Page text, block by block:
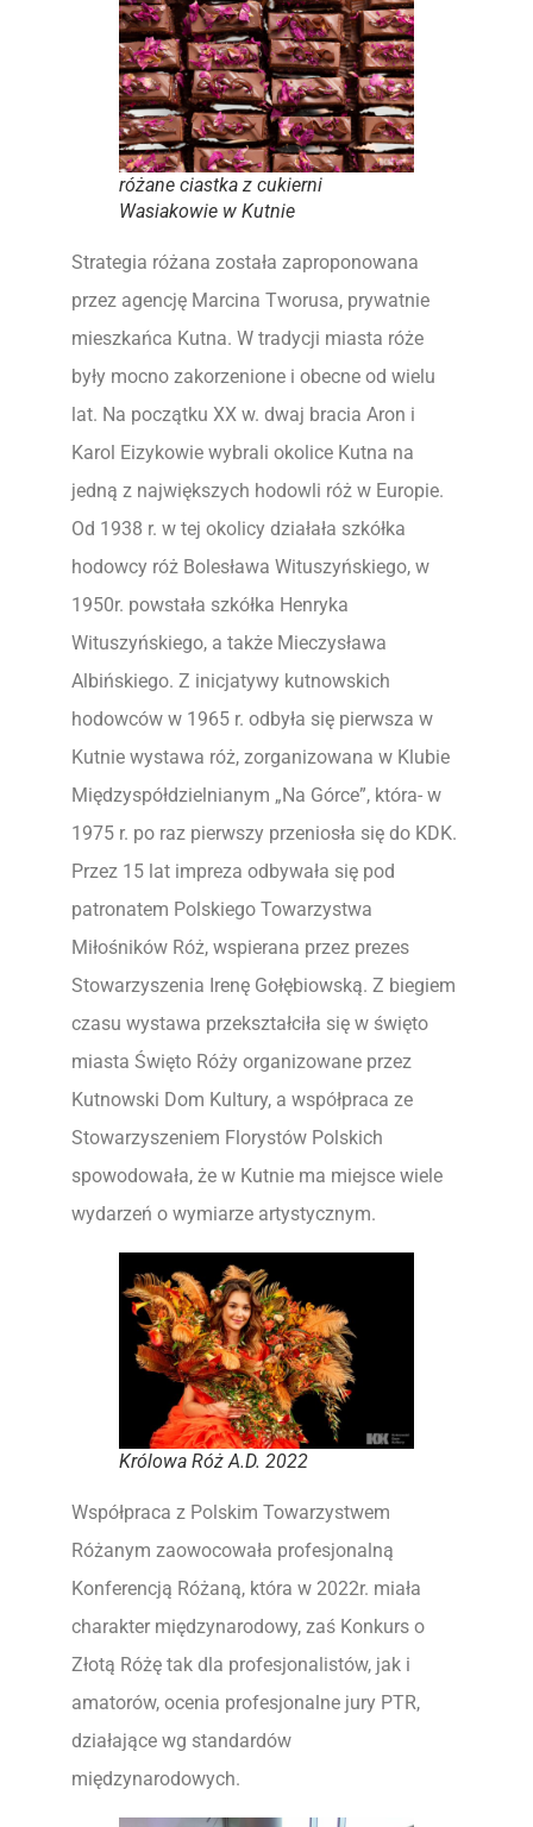
różane ciastka z cukierni
Wasiakowie w Kutnie
Strategia różana została zaproponowana
przez agencję Marcina Tworusa, prywatnie
mieszkańca Kutna. W tradycji miasta róże
były mocno zakorzenione i obecne od wielu
lat. Na początku XX w. dwaj bracia Aron i
Karol Eizykowie wybrali okolice Kutna na
jedną z największych hodowli róż w Europie.
Od 1938 r. w tej okolicy działała szkółka
hodowcy róż Bolesława Wituszyńskiego, w
1950r. powstała szkółka Henryka
Wituszyńskiego, a także Mieczysława
Albińskiego. Z inicjatywy kutnowskich
hodowców w 1965 r. odbyła się pierwsza w
Kutnie wystawa róż, zorganizowana w Klubie
Międzyspółdzielnianym „Na Górce”, która- w
1975 r. po raz pierwszy przeniosła się do KDK.
Przez 15 lat impreza odbywała się pod
patronatem Polskiego Towarzystwa
Miłośników Róż, wspierana przez prezes
Stowarzyszenia Irenę Gołębiowską. Z biegiem
czasu wystawa przekształciła się w święto
miasta Święto Róży organizowane przez
Kutnowski Dom Kultury, a współpraca ze
Stowarzyszeniem Florystów Polskich
spowodowała, że w Kutnie ma miejsce wiele
wydarzeń o wymiarze artystycznym.
Królowa Róż A.D. 2022
Współpraca z Polskim Towarzystwem
Różanym zaowocowała profesjonalną
Konferencją Różaną, która w 2022r. miała
charakter międzynarodowy, zaś Konkurs o
Złotą Różę tak dla profesjonalistów, jak i
amatorów, ocenia profesjonalne jury PTR,
działające wg standardów
międzynarodowych.